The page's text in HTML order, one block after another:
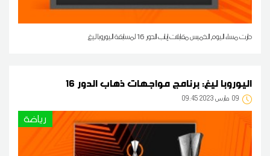
دارت مساء اليوم الخميس مقابلات إياب الدور 16 لمسابقة اليوروبا ليغ
اليوروبا ليغ: برنامج مواجهات ذهاب الدور 16
09 09:45 2023 مارس
رياضة